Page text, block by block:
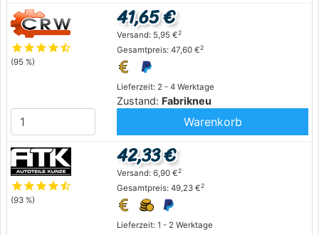
starstarstarstarstar_half
(95 %)
Lieferzeit: 2 - 4 Werktage
Zustand: Fabrikneu
41,65 €
Versand: 5,95 €2
Gesamtpreis: 47,60 €2
Warenkorb
starstarstarstarstar_half
(93 %)
Lieferzeit: 1 - 2 Werktage
42,33 €
Versand: 6,90 €2
Gesamtpreis: 49,23 €2